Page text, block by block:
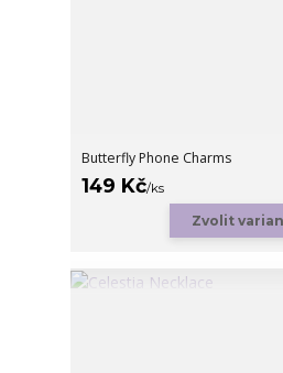
Butterfly Phone Charms
149 Kč/ks
Zvolit